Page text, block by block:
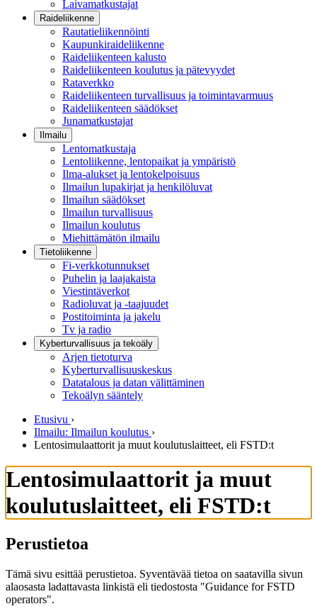
Laivamatkustajat
Raideliikenne
Rautatieliikennöinti
Kaupunkiraideliikenne
Raideliikenteen kalusto
Raideliikenteen koulutus ja pätevyydet
Rataverkko
Raideliikenteen turvallisuus ja toimintavarmuus
Raideliikenteen säädökset
Junamatkustajat
Ilmailu
Lentomatkustaja
Lentoliikenne, lentopaikat ja ympäristö
Ilma-alukset ja lentokelpoisuus
Ilmailun lupakirjat ja henkilöluvat
Ilmailun säädökset
Ilmailun turvallisuus
Ilmailun koulutus
Miehittämätön ilmailu
Tietoliikenne
Fi-verkkotunnukset
Puhelin ja laajakaista
Viestintäverkot
Radioluvat ja -taajuudet
Postitoiminta ja jakelu
Tv ja radio
Kyberturvallisuus ja tekoäly
Arjen tietoturva
Kyberturvallisuuskeskus
Datatalous ja datan välittäminen
Tekoälyn sääntely
Etusivu ›
Ilmailu: Ilmailun koulutus ›
Lentosimulaattorit ja muut koulutuslaitteet, eli FSTD:t
Lentosimulaattorit ja muut
koulutuslaitteet, eli FSTD:t
Perustietoa
Tämä sivu esittää perustietoa. Syventävää tietoa on saatavilla sivun
alaosasta ladattavasta linkistä eli tiedostosta "Guidance for FSTD
operators".